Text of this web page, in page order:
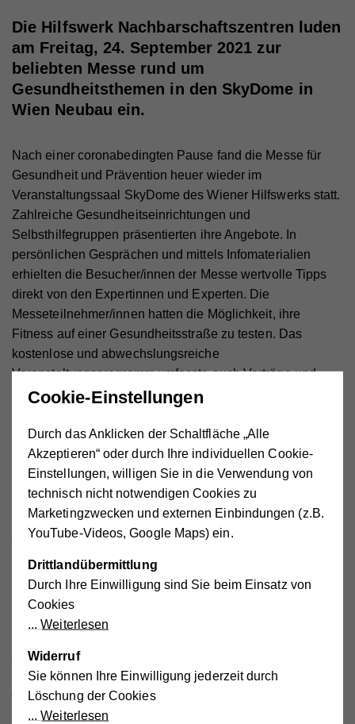
Die Hilfswerk Nachbarschaftszentren luden
am Freitag, 24. September 2021 zur
beliebten Messe rund um
Gesundheitsthemen in den SkyDome in
Wien Neubau ein.
Nach einer coronabedingten Pause fand die Messe für
Gesundheit und Prävention heuer wieder im
Veranstaltungssaal SkyDome des Wiener Hilfswerks statt.
Zahlreiche Gesundheitseinrichtungen und
Selbsthilfegruppen präsentierten ihre Angebote. In
persönlichen Gesprächen und mittels Infomaterialien
erhielten die Besucher/innen der Messe wertvolle Tipps
direkt von den Expertinnen und Experten. Die
Messeteilnehmer/innen hatten die Möglichkeit, ihre
Fitness auf einer Gesundheitsstraße zu testen. Das
kostenlose und abwechslungsreiche
Veranstaltungsprogramm umfasste auch Vorträge und
Workshops, welche bei den Teilnehmerinnen und
der Veranstaltung hat Bezirksvorsteher Mag. Markus
Reiter übernommen.
Dir.inSabine Geringer, MSc, MBA, Geschäftsführerin des
Wiener Hilfswerks, begrüßte alle Gäste und Mitwirkenden:
„Ich freue mich sehr über das große Interesse an der
Prävention heuer wieder live stattfinden kann. Die
Pandemie hat uns nochmal verdeutlicht, wie wichtig die
Gesundheit ist.“
„Die Nachbarschaftszentren sind nicht nur Treffpunkte für
alle Menschen in Wien, sondern auch eine zentrale
Anlauf- und Koordinationsstelle für
Gesundheitsberatungen und -angebote. Mit dieser Messe
Cookie-Einstellungen
Durch das Anklicken der Schaltfläche „Alle
Akzeptieren“ oder durch Ihre individuellen Cookie-
Einstellungen, willigen Sie in die Verwendung von
technisch nicht notwendigen Cookies zu
Marketingzwecken und externen Einbindungen (z.B.
YouTube-Videos, Google Maps) ein.
Drittlandübermittlung
Durch Ihre Einwilligung sind Sie beim Einsatz von
Cookies
Weiterlesen
Widerruf
Sie können Ihre Einwilligung jederzeit durch
Löschung der Cookies
Weiterlesen